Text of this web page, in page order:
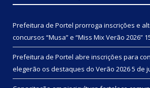
Prefeitura de Portel prorroga inscrições e
concursos “Musa” e “Miss Mix Verão 2026”
Prefeitura de Portel abre inscrições para
elegerão os destaques do Verão 20265 de